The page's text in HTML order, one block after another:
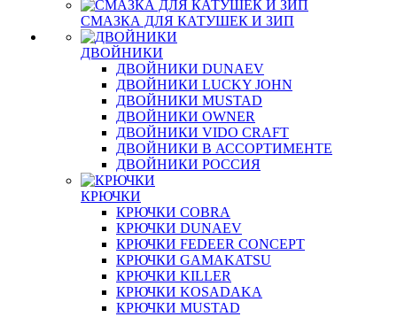
СМАЗКА ДЛЯ КАТУШЕК И ЗИП
ДВОЙНИКИ
ДВОЙНИКИ DUNAEV
ДВОЙНИКИ LUCKY JOHN
ДВОЙНИКИ MUSTAD
ДВОЙНИКИ OWNER
ДВОЙНИКИ VIDO CRAFT
ДВОЙНИКИ В АССОРТИМЕНТЕ
ДВОЙНИКИ РОССИЯ
КРЮЧКИ
КРЮЧКИ COBRA
КРЮЧКИ DUNAEV
КРЮЧКИ FEDEER CONCEPT
КРЮЧКИ GAMAKATSU
КРЮЧКИ KILLER
КРЮЧКИ KOSADAKA
КРЮЧКИ MUSTAD